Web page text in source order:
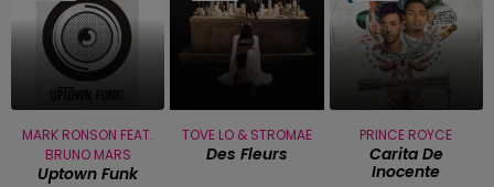
MARK RONSON FEAT.
BRUNO MARS
Uptown Funk
TOVE LO & STROMAE
Des Fleurs
PRINCE ROYCE
Carita De
Inocente